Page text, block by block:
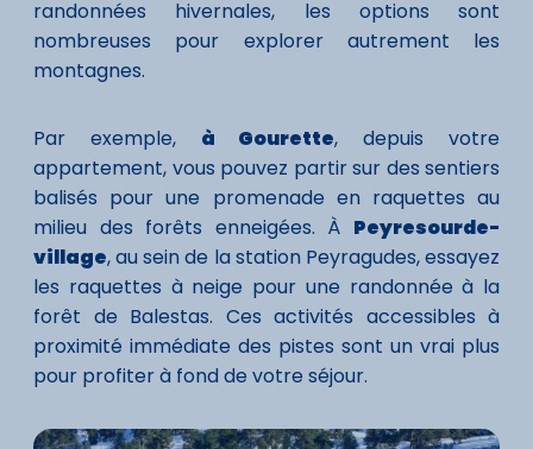
randonnées hivernales, les options sont
nombreuses pour explorer autrement les
montagnes.
Par exemple, à Gourette, depuis votre
appartement, vous pouvez partir sur des sentiers
balisés pour une promenade en raquettes au
milieu des forêts enneigées. À Peyresourde-
village, au sein de la station Peyragudes, essayez
les raquettes à neige pour une randonnée à la
forêt de Balestas. Ces activités accessibles à
proximité immédiate des pistes sont un vrai plus
pour profiter à fond de votre séjour.